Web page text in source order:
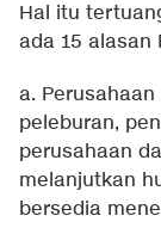
Hal itu
ada 15 alasan
a.
peleburan,
perusahaan
melanjutkan
bersedia